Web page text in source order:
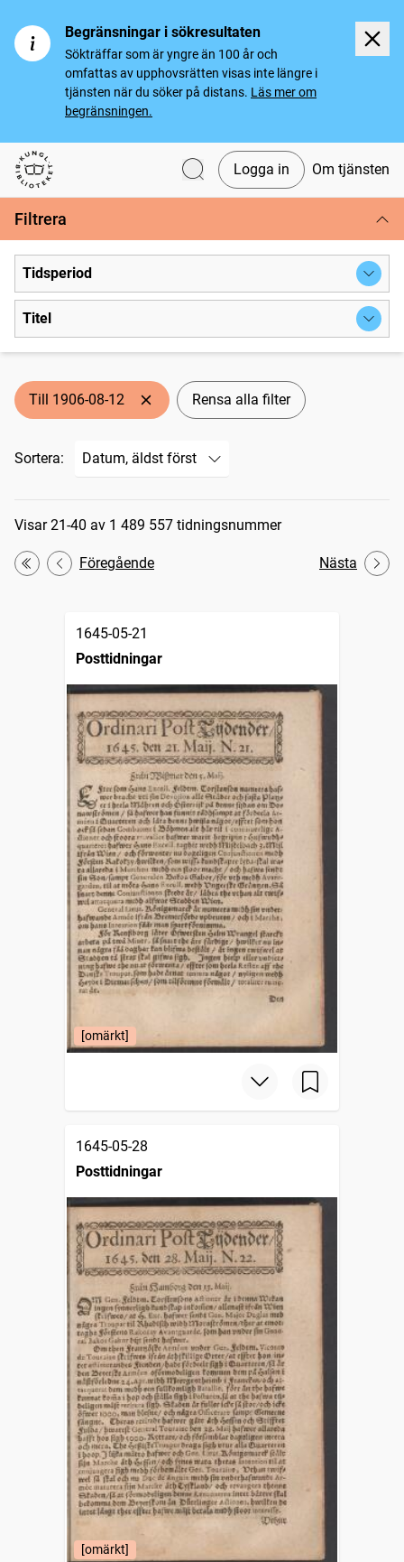
Begränsningar i sökresultaten
Sökträffar som är yngre än 100 år och
omfattas av upphovsrätten visas inte längre i
tjänsten när du söker på distans. Läs mer om
begränsningen.
Svenska tidningar
Logga in Om tjänsten
Filtrera
Tidsperiod
Titel
Till 1906-08-12 Rensa alla filter
Sortera:
Sökresultat
Visar 21-40 av 1 489 557 tidningsnummer
Första
Föregående Nästa
1645-05-21
Posttidningar
[omärkt]
1645-05-28
Posttidningar
[omärkt]